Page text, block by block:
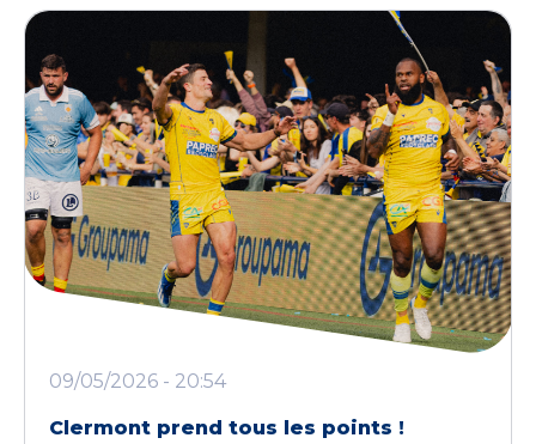
09/05/2026 - 20:54
Clermont prend tous les points !